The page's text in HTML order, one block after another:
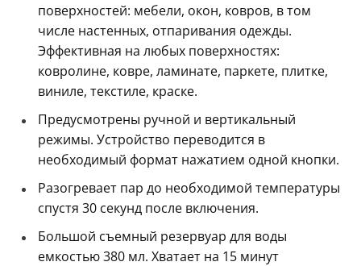
поверхностей: мебели, окон, ковров, в том
числе настенных, отпаривания одежды.
Эффективная на любых поверхностях:
ковролине, ковре, ламинате, паркете, плитке,
виниле, текстиле, краске.
Предусмотрены ручной и вертикальный
режимы. Устройство переводится в
необходимый формат нажатием одной кнопки.
Разогревает пар до необходимой температуры
спустя 30 секунд после включения.
Большой съемный резервуар для воды
емкостью 380 мл. Хватает на 15 минут